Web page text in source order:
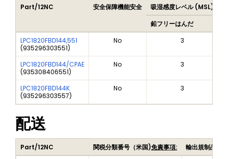
Part/12NC 安全保障機能安全 吸湿感度レベル (MSL)
鉛フリーはんだ
LPC1820FBD144,551
(935296303551)
No 3
LPC1820FBD144/CPAE
(935308406551)
No 3
LPC1820FBD144K
(935296303557)
No 3
配送
Part/12NC 関税分類番号（米国)免責事項:
輸出規制品目